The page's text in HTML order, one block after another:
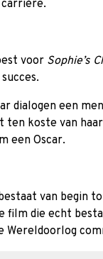
voor Sophie’s
dialogen een
ten koste van
een Oscar.
van begin
film die echt
Wereldoorlog